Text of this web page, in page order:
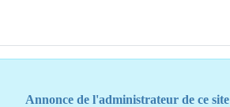
Annonce de l'administrateur de ce site